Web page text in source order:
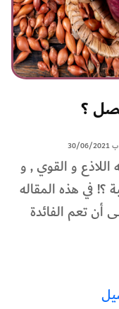
؟
و القوي , و
؟! في هذه المقاله
أن تعم الفائدة